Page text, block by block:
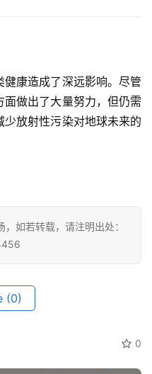
康造成了深远影响。尽管
做出了大量努力，但仍需
放射性污染对地球未来的
如若转载，请注明出处：
(0)
0